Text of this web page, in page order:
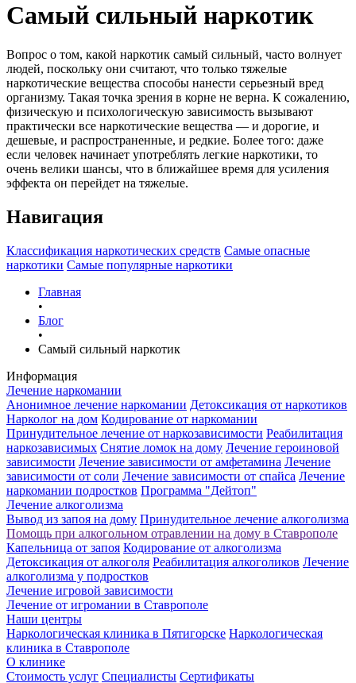
Самый сильный наркотик
Вопрос о том, какой наркотик самый сильный, часто волнует
людей, поскольку они считают, что только тяжелые
наркотические вещества способы нанести серьезный вред
организму. Такая точка зрения в корне не верна. К сожалению,
физическую и психологическую зависимость вызывают
практически все наркотические вещества — и дорогие, и
дешевые, и распространенные, и редкие. Более того: даже
если человек начинает употреблять легкие наркотики, то
очень велики шансы, что в ближайшее время для усиления
эффекта он перейдет на тяжелые.
Навигация
Классификация наркотических средств Самые опасные
наркотики Самые популярные наркотики
Главная
•
Блог
•
Самый сильный наркотик
Информация
Лечение наркомании
Анонимное лечение наркомании Детоксикация от наркотиков
Нарколог на дом Кодирование от наркомании
Принудительное лечение от наркозависимости Реабилитация
наркозависимых Снятие ломок на дому Лечение героиновой
зависимости Лечение зависимости от амфетамина Лечение
зависимости от соли Лечение зависимости от спайса Лечение
наркомании подростков Программа "Дейтоп"
Лечение алкоголизма
Вывод из запоя на дому Принудительное лечение алкоголизма
Помощь при алкогольном отравлении на дому в Ставрополе
Капельница от запоя Кодирование от алкоголизма
Детоксикация от алкоголя Реабилитация алкоголиков Лечение
алкоголизма у подростков
Лечение игровой зависимости
Лечение от игромании в Ставрополе
Наши центры
Наркологическая клиника в Пятигорске Наркологическая
клиника в Ставрополе
О клинике
Стоимость услуг Специалисты Сертификаты